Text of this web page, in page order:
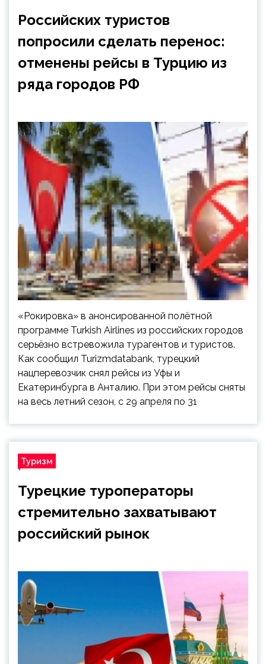
Российских туристов
попросили сделать перенос:
отменены рейсы в Турцию из
ряда городов РФ
«Рокировка» в анонсированной полётной
программе Turkish Airlines из российских городов
серьёзно встревожила турагентов и туристов.
Как сообщил Turizmdatabank, турецкий
нацперевозчик снял рейсы из Уфы и
Екатеринбурга в Анталию. При этом рейсы сняты
на весь летний сезон, с 29 апреля по 31
Туризм
Турецкие туроператоры
стремительно захватывают
российский рынок